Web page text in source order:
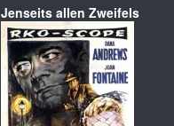
Jenseits allen Zweifels